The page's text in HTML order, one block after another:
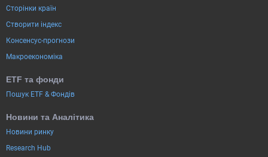
Сторінки країн
Створити індекс
Консенсус-прогнози
Макроекономіка
ETF та фонди
Пошук ETF & Фондів
Новини та Аналітика
Новини ринку
Research Hub